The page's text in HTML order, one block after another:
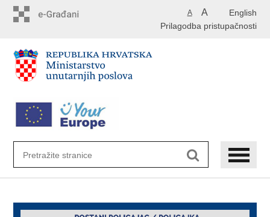
English
A A
Prilagodba pristupačnosti